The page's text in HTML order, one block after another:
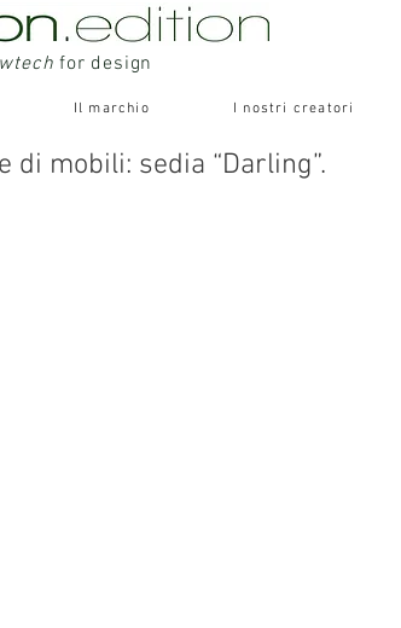
for design
Il marchio I nostri creatori
di mobili: sedia “Darling”.